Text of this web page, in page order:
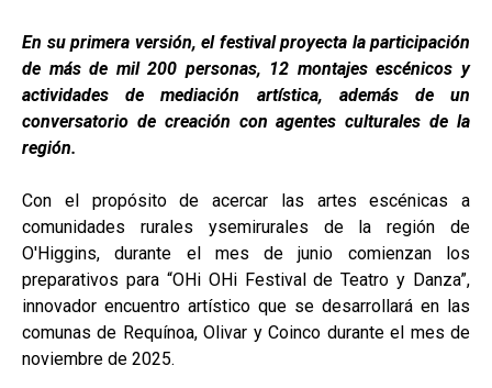
En su primera versión, el festival proyecta la participación
de más de mil 200 personas, 12 montajes escénicos y
actividades de mediación artística, además de un
conversatorio de creación con agentes culturales de la
región.
Con el propósito de acercar las artes escénicas a
comunidades rurales ysemirurales de la región de
O'Higgins, durante el mes de junio comienzan los
preparativos para “OHi OHi Festival de Teatro y Danza”,
innovador encuentro artístico que se desarrollará en las
comunas de Requínoa, Olivar y Coinco durante el mes de
noviembre de 2025.